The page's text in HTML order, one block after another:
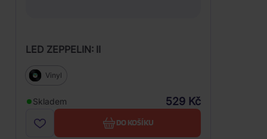
LED ZEPPELIN: II
Vinyl
Skladem 529 Kč
DO KOŠÍKU